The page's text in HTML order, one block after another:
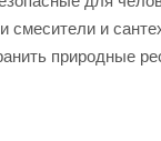
смесители и
природные